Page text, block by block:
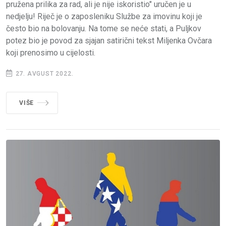
pružena prilika za rad, ali je nije iskoristio" uručen je u
nedjelju! Riječ je o zaposleniku Službe za imovinu koji je
često bio na bolovanju. Na tome se neće stati, a Puljkov
potez bio je povod za sjajan satirični tekst Miljenka Ovčara
koji prenosimo u cijelosti.
27. AVGUST 2022.
VIŠE